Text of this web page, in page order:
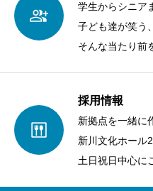
学生からシニア
子ども達が笑う
そんな当たり前
採用情報
新拠点を一緒に
新川文化ホール
土日祝日中心に